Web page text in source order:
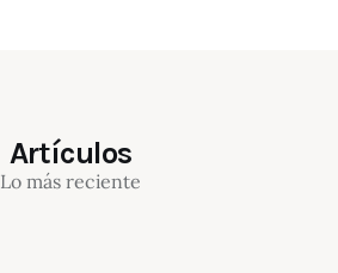
Artículos
Lo más reciente